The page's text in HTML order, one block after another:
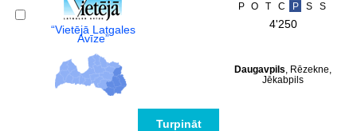
“Vietējā Latgales
Avīze”
P O T C P S S
4'250
Daugavpils, Rēzekne,
Jēkabpils
Turpināt